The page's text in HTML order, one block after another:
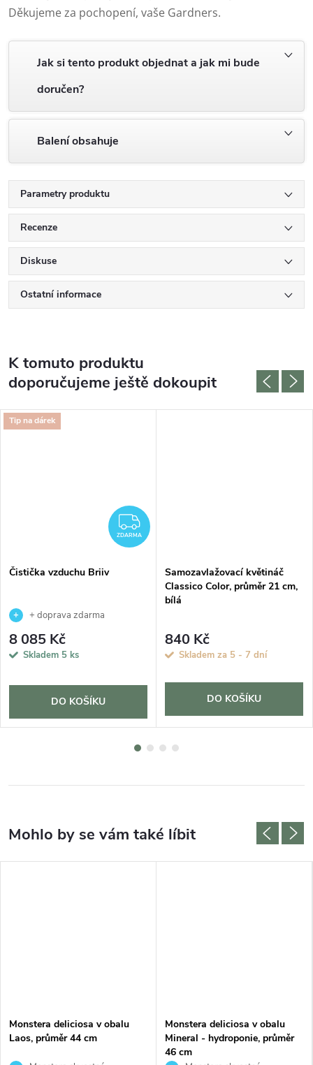
Děkujeme za pochopení, vaše Gardners.
Jak si tento produkt objednat a jak mi bude
doručen?
Balení obsahuje
Parametry produktu
Recenze
Diskuse
Ostatní informace
K tomuto produktu
doporučujeme ještě dokoupit
Tip na dárek
ZDARMA
ZDARMA
Čistička vzduchu Briiv
+ doprava zdarma
8 085 Kč
Skladem 5 ks
DO KOŠÍKU
Samozavlažovací květináč
Classico Color, průměr 21 cm,
bílá
840 Kč
Skladem za 5 - 7 dní
DO KOŠÍKU
Monstera deliciosa v obalu
Laos, průměr 44 cm
Monstera deliciosa v obalu
Mineral - hydroponie, průměr
46 cm